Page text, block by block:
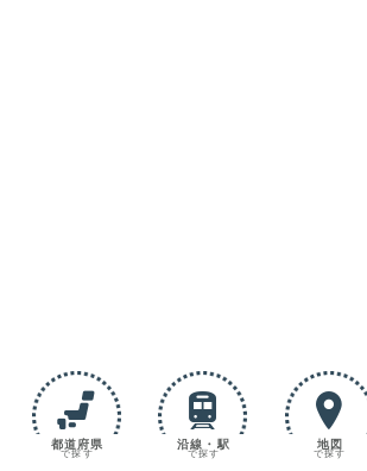
都道府県
で探す
沿線・駅
で探す
地図
で探す